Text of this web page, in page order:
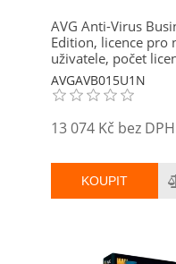
AVG Anti-Virus
Edition, licence pro
uživatele, počet
platnost 1 rok
AVGAVB015U1N
13 074 Kč bez DPH
KOUPIT